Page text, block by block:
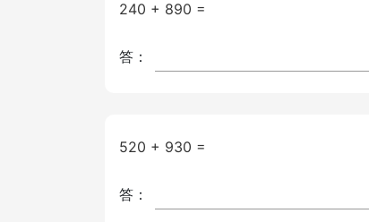
240 + 890 =
答：
520 + 930 =
答：